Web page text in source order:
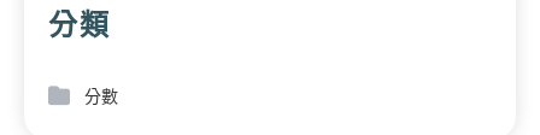
分類
分數